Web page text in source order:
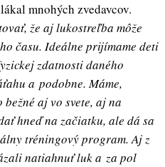
mnohých zvedavcov.
že aj lukostreľba môže
času. Ideálne prijímame deti
zdatnosti daného
a podobne. Máme,
aj vo svete, aj na
hneď na začiatku, ale dá sa
tréningový program. Aj z
natiahnuť luk a za pol